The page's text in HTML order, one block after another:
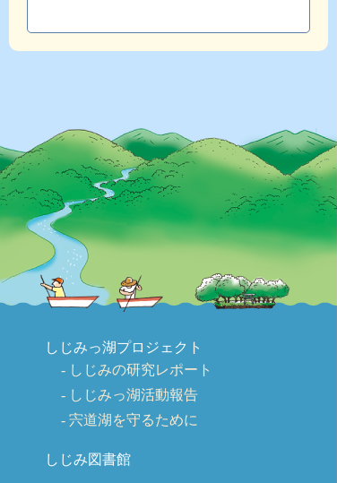
しじみっ湖プロジェクト
しじみの研究レポート
しじみっ湖活動報告
宍道湖を守るために
しじみ図書館